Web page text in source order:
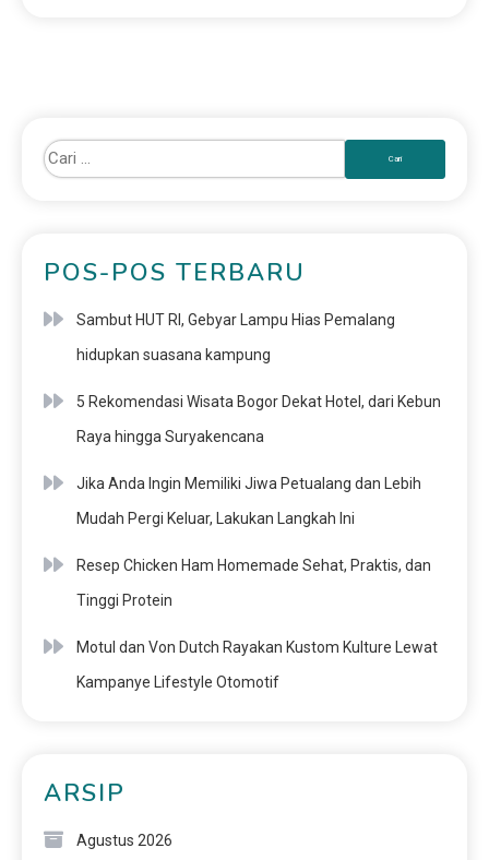
POS-POS TERBARU
Sambut HUT RI, Gebyar Lampu Hias Pemalang
hidupkan suasana kampung
5 Rekomendasi Wisata Bogor Dekat Hotel, dari Kebun
Raya hingga Suryakencana
Jika Anda Ingin Memiliki Jiwa Petualang dan Lebih
Mudah Pergi Keluar, Lakukan Langkah Ini
Resep Chicken Ham Homemade Sehat, Praktis, dan
Tinggi Protein
Motul dan Von Dutch Rayakan Kustom Kulture Lewat
Kampanye Lifestyle Otomotif
ARSIP
Agustus 2026